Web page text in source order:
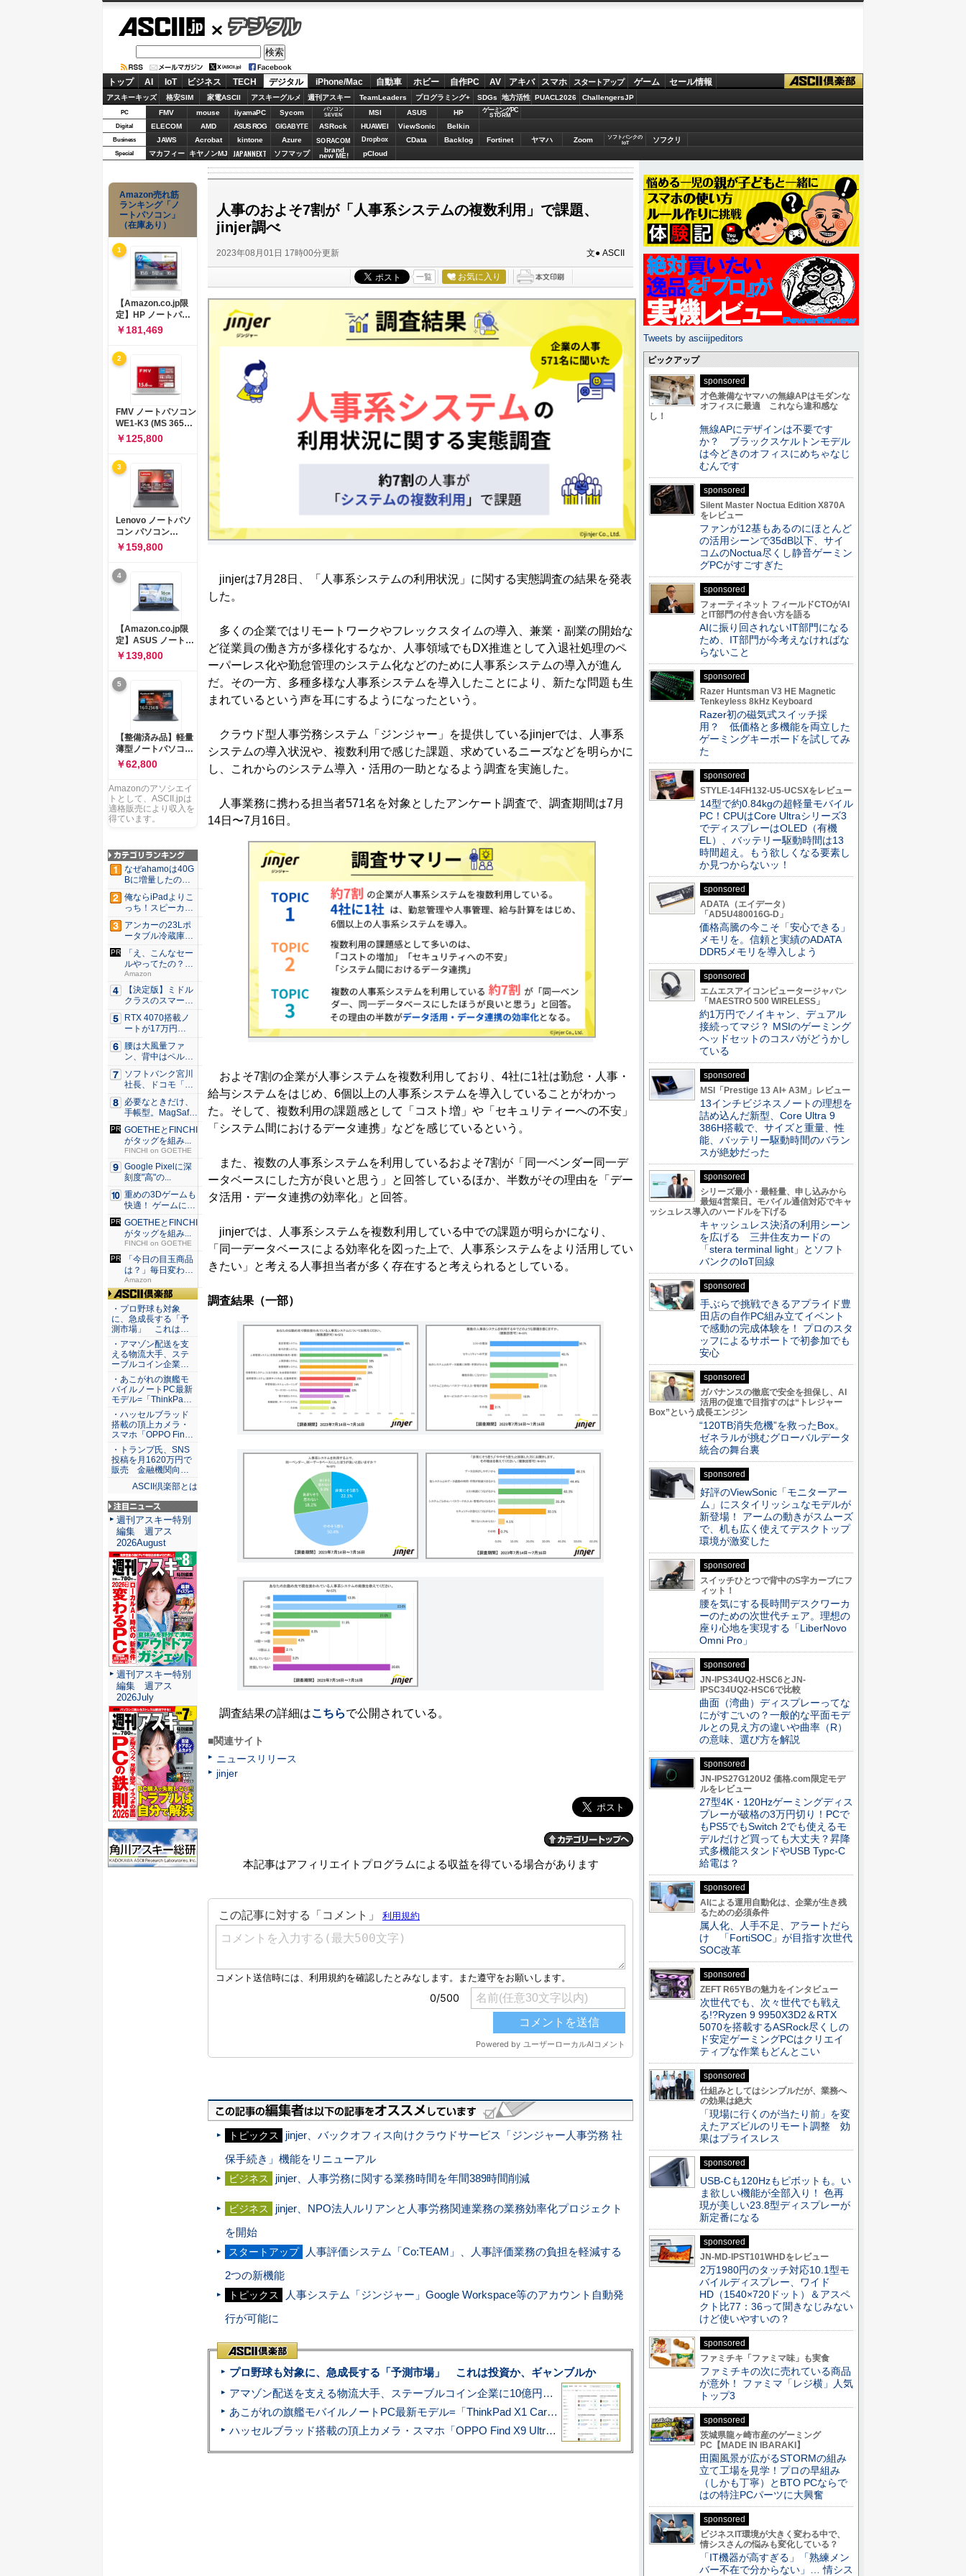
デジタル
トップ AI IoT ビジネス TECH デジタル iPhone/Mac 自動車 ホビー 自作PC AV アキバ スマホ スタートアップ ゲーム セール情報
アスキーキッズ 格安SIM 家電ASCII アスキーグルメ 週刊アスキー TeamLeaders プログラミング+ SDGs 地方活性 PUACL2026 ChallengersJP
PC FMV mouse iiyamaPC Sycom
パソコン
SEVEN
MSI ASUS HP ゲーミングPC
STORM
Digital ELECOM AMD ASUS ROG GIGABYTE ASRock HUAWEI ViewSonic Belkin
Business JAWS Acrobat kintone Azure SORACOM Dropbox CData Backlog Fortinet ヤマハ Zoom
ソフトバンクの
IoT
ソフクリ
Special マカフィー キヤノンMJ JAPANNEXT ソフマップ brand
new ME! pCloud
人事のおよそ7割が「人事系システムの複数利用」で課題、
jinjer調べ
2023年08月01日 17時00分更新 文● ASCII
一覧 お気に入り
jinjerは7月28日、「人事系システムの利用状況」に関する実態調査の結果を発表
した。
多くの企業ではリモートワークやフレックスタイムの導入、兼業・副業の開始な
ど従業員の働き方が多様化するなか、人事領域でもDX推進として入退社処理のペ
ーパーレス化や勤怠管理のシステム化などのために人事系システムの導入が進ん
だ。その一方、多種多様な人事系システムを導入したことにより、新たな問題も生
まれているという声を耳にするようになったという。
クラウド型人事労務システム「ジンジャー」を提供しているjinjerでは、人事系
システムの導入状況や、複数利用で感じた課題、求めているニーズなどを明らかに
し、これからのシステム導入・活用の一助となるよう調査を実施した。
人事業務に携わる担当者571名を対象としたアンケート調査で、調査期間は7月
14日〜7月16日。
およそ7割の企業が人事システムを複数利用しており、4社に1社は勤怠・人事・
給与システムをはじめ、6個以上の人事系システムを導入していることがわかっ
た。そして、複数利用の課題感として「コスト増」や「セキュリティーへの不安」
「システム間におけるデータ連携」などを感じているという。
また、複数の人事系システムを利用しているおよそ7割が「同一ベンダー同一デ
ータベースにした方が良いと思う」と回答しているほか、半数がその理由を「デー
タ活用・データ連携の効率化」と回答。
jinjerでは、人事系システムを複数利用している中での課題が明らかになり、
「同一データベースによる効率化を図った上で、人事系システムをより活用してい
きたい」と考える人事担当者が多く存在すると考えられるとしている。
調査結果（一部）
調査結果の詳細はこちらで公開されている。
■関連サイト
ニュースリリース
jinjer
本記事はアフィリエイトプログラムによる収益を得ている場合があります
トピックス
jinjer、バックオフィス向けクラウドサービス「ジンジャー人事労務 社
保手続き」機能をリニューアル
ビジネス jinjer、人事労務に関する業務時間を年間389時間削減
ビジネス
jinjer、NPO法人ルリアンと人事労務関連業務の業務効率化プロジェクト
を開始
スタートアップ
人事評価システム「Co:TEAM」、人事評価業務の負担を軽減する
2つの新機能
トピックス
人事システム「ジンジャー」Google Workspace等のアカウント自動発
行が可能に
プロ野球も対象に、急成長する「予測市場」 これは投資か、ギャンブルか
アマゾン配送を支える物流大手、ステーブルコイン企業に10億円投資のワケ
あこがれの旗艦モバイルノートPC最新モデル=「ThinkPad X1 Carbon Gen 14 Aura Edition」実機レビュー
ハッセルブラッド搭載の頂上カメラ・スマホ「OPPO Find X9 Ultra」実写レビュー=プロが本気で徹底撮影しました!!
Amazon売れ筋
ランキング「ノ
ートパソコン」
（在庫あり）
1
【Amazon.co.jp限
定】HP ノートパソ
コン 15-fd 15.6イン
チ インテル Core 5
120U メモリ16GB
SSD512GB
Windows 11
Microsoft Office
2024搭載 WPS
Office搭載 カメラシ
ャッター 指紋認証 薄
型 Copilotキー搭載
ナチュラルシルバー
￥181,469
2
FMV ノートパソコン
WE1-K3 (MS 365
Personal/Copilotキ
ー搭載/Win 11/15.6
型/Core
i5/16GB/SSD
512GB/ホワイト)
FMVWK3E15W_AZ
￥125,800
3
Lenovo ノートパソ
コン パソコン
IdeaPad Slim 3 14.0
インチ AMD
Ryzen™ 5 8640HS
メモリ16GB
SSD512GB
Microsoft 365 試用
版 Windows11 バッ
テリー駆動12.6時間
重量1.39kg ルナグレ
ー 83K9003JJP ノー
トPC
￥159,800
4
【Amazon.co.jp限
定】ASUS ノートパ
ソコン Vivobook 15
M1502NAQ 15.6イ
ンチ AMD Ryzen 7
170 メモリ16GB
SSD 512GB
Microsoft 365
Personal (24か月版)
搭載 Windows 11 重
量1.7kg Wi-Fi 6E ク
ワイエットブルー
M1502NAQ-
￥139,800
5
【整備済み品】軽量
薄型ノートパソコン
dynabook G83 ■
13.3型
FHD(1920x1080) -
高性能第11世代Core
i5-1135G7 - メモリ
16GB - SSD 256GB
USB Type-C - MS
Office 2021 - Win11
搭載
￥62,800
Amazonのアソシエイ
トとして、ASCII.jpは
適格販売により収入を
得ています。
なぜahamoは40G
Bに増量したの
か ...
俺ならiPadよりこ
っち！スピーカー
9個...
アンカーの23Lポ
ータブル冷蔵庫が
Ama...
「え、こんなセー
ルやってたの？」
80％O...
Amazon
【決定版】ミドル
クラスのスマート
フォンの...
RTX 4070搭載ノ
ートが17万円
台。...
腰は大風量ファ
ン、背中はペルチ
ェ冷却。ダ...
ソフトバンク宮川
社長、ドコモ「ah
amo...
必要なときだけ、
手帳型。MagSaf
e・...
GOETHEとFINCHI
がタッグを組み...
FINCHI on GOETHE
Google Pixelに深
刻度"高"の...
重めの3Dゲームも
快適！ ゲームに強
いH...
GOETHEとFINCHI
がタッグを組み...
FINCHI on GOETHE
「今日の目玉商品
は？」毎日変わる
Amaz...
Amazon
ASCII倶楽部
・プロ野球も対象
に、急成長する「予
測市場」 これは…
・アマゾン配送を支
える物流大手、ステ
ーブルコイン企業…
・あこがれの旗艦モ
バイルノートPC最新
モデル=「ThinkPa…
・ハッセルブラッド
搭載の頂上カメラ・
スマホ「OPPO Fin…
・トランプ氏、SNS
投稿を月1620万円で
販売 金融機関向…
ASCII倶楽部とは
注目ニュース
週刊アスキー特別
編集 週アス
2026August
週刊アスキー特別
編集 週アス
2026July
Tweets by asciijpeditors
ピックアップ
sponsored
才色兼備なヤマハの無線APはモダンな
オフィスに最適 これなら違和感な
し！
無線APにデザインは不要です
か？ ブラックスケルトンモデル
は今どきのオフィスにめちゃなじ
むんです
sponsored
Silent Master Noctua Edition X870A
をレビュー
ファンが12基もあるのにほとんど
の活用シーンで35dB以下、サイ
コムのNoctua尽くし静音ゲーミン
グPCがすごすぎた
sponsored
フォーティネット フィールドCTOがAI
とIT部門の付き合い方を語る
AIに振り回されないIT部門になる
ため、IT部門が今考えなければな
らないこと
sponsored
Razer Huntsman V3 HE Magnetic
Tenkeyless 8kHz Keyboard
Razer初の磁気式スイッチ採
用？ 低価格と多機能を両立した
ゲーミングキーボードを試してみ
た
sponsored
STYLE-14FH132-U5-UCSXをレビュー
14型で約0.84kgの超軽量モバイル
PC！CPUはCore Ultraシリーズ3
でディスプレーはOLED（有機
EL）、バッテリー駆動時間は13
時間超え。もう欲しくなる要素し
か見つからないッ！
sponsored
ADATA（エイデータ）
「AD5U480016G-D」
価格高騰の今こそ「安心できる」
メモリを。信頼と実績のADATA
DDR5メモリを導入しよう
sponsored
エムエスアイコンピュータージャパン
「MAESTRO 500 WIRELESS」
約1万円でノイキャン、デュアル
接続ってマジ？ MSIのゲーミング
ヘッドセットのコスパがどうかし
ている
sponsored
MSI「Prestige 13 AI+ A3M」レビュー
13インチビジネスノートの理想を
詰め込んだ新型、Core Ultra 9
386H搭載で、サイズと重量、性
能、バッテリー駆動時間のバラン
スが絶妙だった
sponsored
シリーズ最小・最軽量、申し込みから
最短4営業日。モバイル通信対応でキャ
ッシュレス導入のハードルを下げる
キャッシュレス決済の利用シーン
を広げる 三井住友カードの
「stera terminal light」とソフト
バンクのIoT回線
sponsored
手ぶらで挑戦できるアプライド豊
田店の自作PC組み立てイベント
で感動の完成体験を！ プロのスタ
ッフによるサポートで初参加でも
安心
sponsored
ガバナンスの徹底で安全を担保し、AI
活用の促進で目指すのは“トレジャー
Box”という成長エンジン
“120TB消失危機”を救ったBox。
ゼネラルが挑むグローバルデータ
統合の舞台裏
sponsored
好評のViewSonic「モニターアー
ム」にスタイリッシュなモデルが
新登場！ アームの動きがスムーズ
で、机も広く使えてデスクトップ
環境が激変した
sponsored
スイッチひとつで背中のS字カーブにフ
ィット！
腰を気にする長時間デスクワーカ
ーのための次世代チェア。理想の
座り心地を実現する「LiberNovo
Omni Pro」
sponsored
JN-IPS34UQ2-HSC6とJN-
IPSC34UQ2-HSC6で比較
曲面（湾曲）ディスプレーってな
にがすごいの？一般的な平面モデ
ルとの見え方の違いや曲率（R）
の意味、選び方を解説
sponsored
JN-IPS27G120U2 価格.com限定モデ
ルをレビュー
27型4K・120Hzゲーミングディス
プレーが破格の3万円切り！PCで
もPS5でもSwitch 2でも使えるモ
デルだけど買っても大丈夫？昇降
式多機能スタンドやUSB Typc-C
給電は？
sponsored
AIによる運用自動化は、企業が生き残
るための必須条件
属人化、人手不足、アラートだら
け 「FortiSOC」が目指す次世代
SOC改革
sponsored
ZEFT R65YBの魅力をインタビュー
次世代でも、次々世代でも戦え
る!?Ryzen 9 9950X3D2＆RTX
5070を搭載するASRock尽くしの
ド安定ゲーミングPCはクリエイ
ティブな作業もどんとこい
sponsored
仕組みとしてはシンプルだが、業務へ
の効果は絶大
「現場に行くのが当たり前」を変
えたアズビルのリモート調整 効
果はプライスレス
sponsored
USB-Cも120Hzもピボットも。い
ま欲しい機能が全部入り！ 色再
現が美しい23.8型ディスプレーが
新定番になる
sponsored
JN-MD-IPST101WHDをレビュー
2万1980円のタッチ対応10.1型モ
バイルディスプレー、ワイド
HD（1540×720ドット）＆アスペ
クト比77：36って聞きなじみない
けど使いやすいの？
sponsored
ファミチキ「ファミマ味」も実食
ファミチキの次に売れている商品
が意外！ ファミマ「レジ横」人気
トップ3
sponsored
茨城県龍ヶ崎市産のゲーミング
PC【MADE IN IBARAKI】
田園風景が広がるSTORMの組み
立て工場を見学！プロの早組み
（しかも丁寧）とBTO PCならで
はの特注PCパーツに大興奮
sponsored
ビジネスIT環境が大きく変わる中で、
情シスさんの悩みも変化している？
「IT機器が高すぎる」「熟練メン
バー不在で分からない」… 情シス